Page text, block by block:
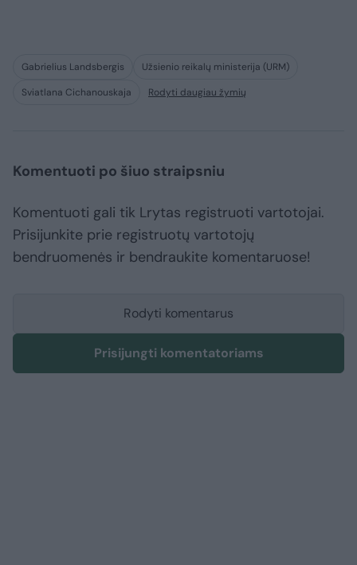
Gabrielius Landsbergis
Užsienio reikalų ministerija (URM)
Sviatlana Cichanouskaja
Rodyti daugiau žymių
Komentuoti po šiuo straipsniu
Komentuoti gali tik Lrytas registruoti vartotojai.
Prisijunkite prie registruotų vartotojų
bendruomenės ir bendraukite komentaruose!
Rodyti komentarus
Prisijungti komentatoriams